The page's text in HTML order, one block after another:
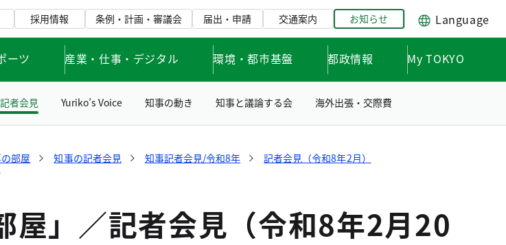
採用情報 条例・計画・審議会 届出・申請 交通案内 お知らせ Language
ーツ 産業・仕事・デジタル 環境・都市基盤 都政情報 My TOKYO
者会見 Yuriko’s Voice 知事の動き 知事と議論する会 海外出張・交際費
部屋 知事の記者会見 知事記者会見/令和8年
記者会見（令和8年2月）
屋」／記者会見（令和8年2月20